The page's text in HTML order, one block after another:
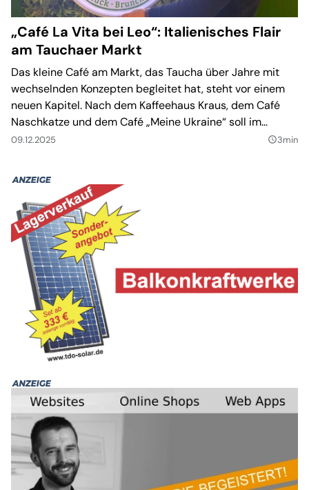
„Café La Vita bei Leo“: Italienisches Flair
am Tauchaer Markt
Das kleine Café am Markt, das Taucha über Jahre mit
wechselnden Konzepten begleitet hat, steht vor einem
neuen Kapitel. Nach dem Kaffeehaus Kraus, dem Café
Naschkatze und dem Café „Meine Ukraine“ soll im
Frühjahr hier das „Café La Vita bei Leo“ etabliert werden.
09.12.2025 query_builder3min